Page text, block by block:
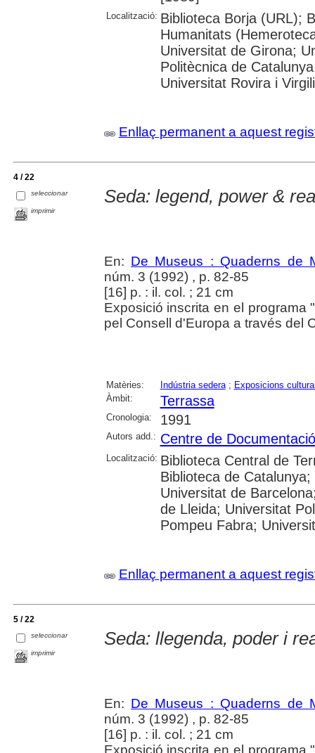
Localització: Biblioteca Borja (URL);
Humanitats
Universitat de Girona;
Politècnica de
Universitat Rovira i Virgili
Enllaç permanent a aquest
4 / 22
seleccionar
imprimir
Seda: legend, power &
En: De Museus : Quaderns de
núm. 3 (1992) , p. 82-85
[16] p. : il. col. ; 21 cm
Exposició inscrita en el programa
pel Consell d'Europa a través del
Matèries: Indústria sedera; Exposicions
Àmbit:
Terrassa
Cronologia: 1991
Autors add.: Centre de
Localització: Biblioteca Central de
Biblioteca de
Universitat de
de Lleida; Universitat
Pompeu Fabra;
Enllaç permanent a aquest
5 / 22
seleccionar
imprimir
Seda: llegenda, poder i
En: De Museus : Quaderns de
núm. 3 (1992) , p. 82-85
[16] p. : il. col. ; 21 cm